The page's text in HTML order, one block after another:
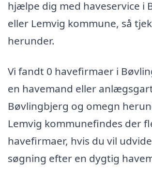
hjælpe dig med haveservice i
eller Lemvig kommune, så
herunder.
Vi fandt 0 havefirmaer i
en havemand eller
Bøvlingbjerg og omegn
Lemvig kommunefindes der
havefirmaer, hvis du vil
søgning efter en dygtig